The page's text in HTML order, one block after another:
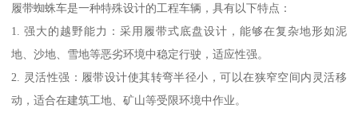
履带蜘蛛车是一种特殊设计的工程车辆，具有以下特点：
1. 强大的越野能力：采用履带式底盘设计，能够在复杂地形如泥
地、沙地、雪地等恶劣环境中稳定行驶，适应性强。
2. 灵活性强：履带设计使其转弯半径小，可以在狭窄空间内灵活移
动，适合在建筑工地、矿山等受限环境中作业。